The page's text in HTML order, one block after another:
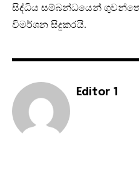
සිද්ධිය සම්බන්ධයෙන්
විමර්ශන සිදුකරයි.
Editor 1